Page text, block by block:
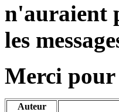
n'auraient
les
Merci
Auteur